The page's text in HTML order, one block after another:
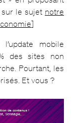
le sujet notre
]
mobile
des sites non
Pourtant, les
Et vous ?